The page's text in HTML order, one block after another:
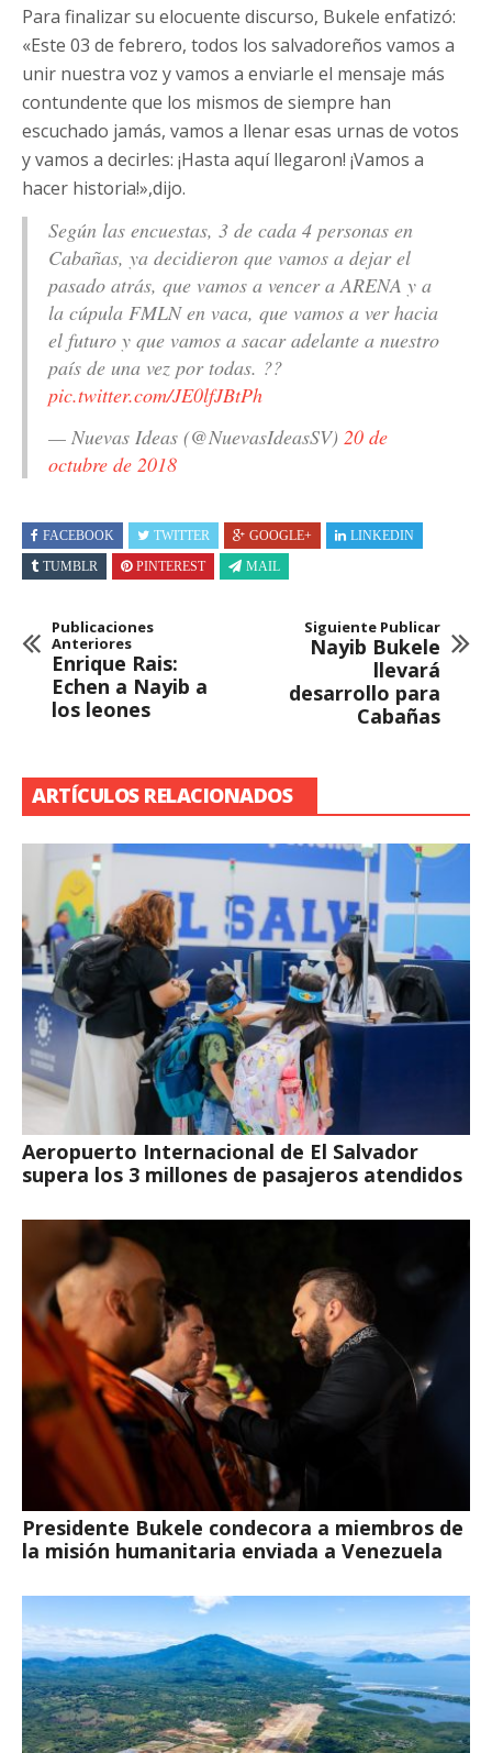
Para finalizar su elocuente discurso, Bukele enfatizó:
«Este 03 de febrero, todos los salvadoreños vamos a
unir nuestra voz y vamos a enviarle el mensaje más
contundente que los mismos de siempre han
escuchado jamás, vamos a llenar esas urnas de votos
y vamos a decirles: ¡Hasta aquí llegaron! ¡Vamos a
hacer historia!»,dijo.
Según las encuestas, 3 de cada 4 personas en
Cabañas, ya decidieron que vamos a dejar el
pasado atrás, que vamos a vencer a ARENA y a
la cúpula FMLN en vaca, que vamos a ver hacia
el futuro y que vamos a sacar adelante a nuestro
país de una vez por todas. ??
pic.twitter.com/JE0lfJBtPh
— Nuevas Ideas (@NuevasIdeasSV) 20 de
octubre de 2018
FACEBOOK TWITTER GOOGLE+
LINKEDIN
TUMBLR
PINTEREST MAIL
Publicaciones
Anteriores
Enrique Rais:
Echen a Nayib a
los leones
Siguiente Publicar
Nayib Bukele
llevará
desarrollo para
Cabañas
ARTÍCULOS RELACIONADOS
Aeropuerto Internacional de El Salvador
supera los 3 millones de pasajeros atendidos
Presidente Bukele condecora a miembros de
la misión humanitaria enviada a Venezuela